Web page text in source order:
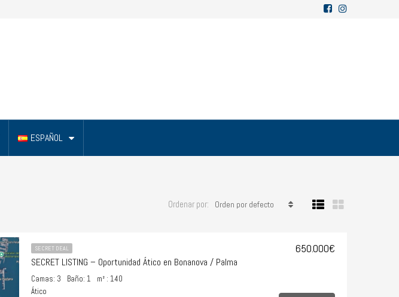
ESPAÑOL
Ordenar por: Orden por defecto
SECRET DEAL
SECRET LISTING – Oportunidad Ático en Bonanova / Palma
Camas: 3 Baño: 1
m² : 140
Ático
650.000€